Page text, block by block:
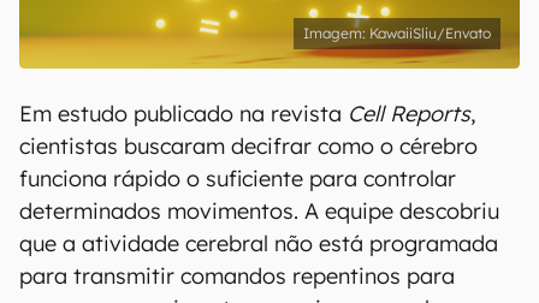
KawaiiSliu/Envato
Em estudo publicado na revista Cell Reports,
cientistas buscaram decifrar como o cérebro
funciona rápido o suficiente para controlar
determinados movimentos. A equipe descobriu
que a atividade cerebral não está programada
para transmitir comandos repentinos para